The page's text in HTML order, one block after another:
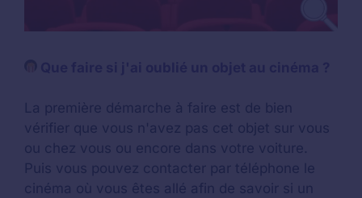
La première démarche à faire est de bien
vérifier que vous n'avez pas cet objet sur vous
ou chez vous ou encore dans votre voiture.
Puis vous pouvez contacter par téléphone le
cinéma où vous êtes allé afin de savoir si un